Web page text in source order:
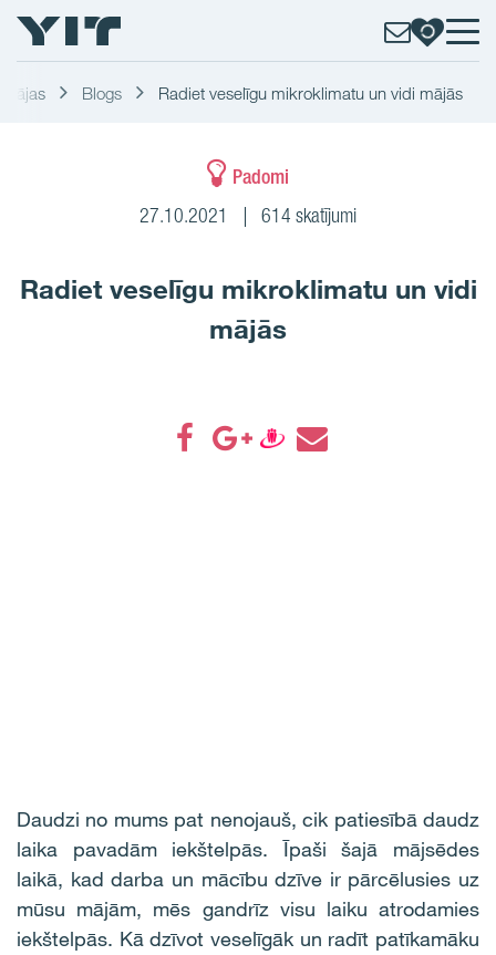
Blogs Radiet veselīgu mikroklimatu un vidi mājās
Padomi
27.10.2021 614 skatījumi
Radiet veselīgu mikroklimatu un vidi
mājās
Daudzi no mums pat nenojauš, cik patiesībā daudz
laika pavadām iekštelpās. Īpaši šajā mājsēdes
laikā, kad darba un mācību dzīve ir pārcēlusies uz
mūsu mājām, mēs gandrīz visu laiku atrodamies
iekštelpās. Kā dzīvot veselīgāk un radīt patīkamāku